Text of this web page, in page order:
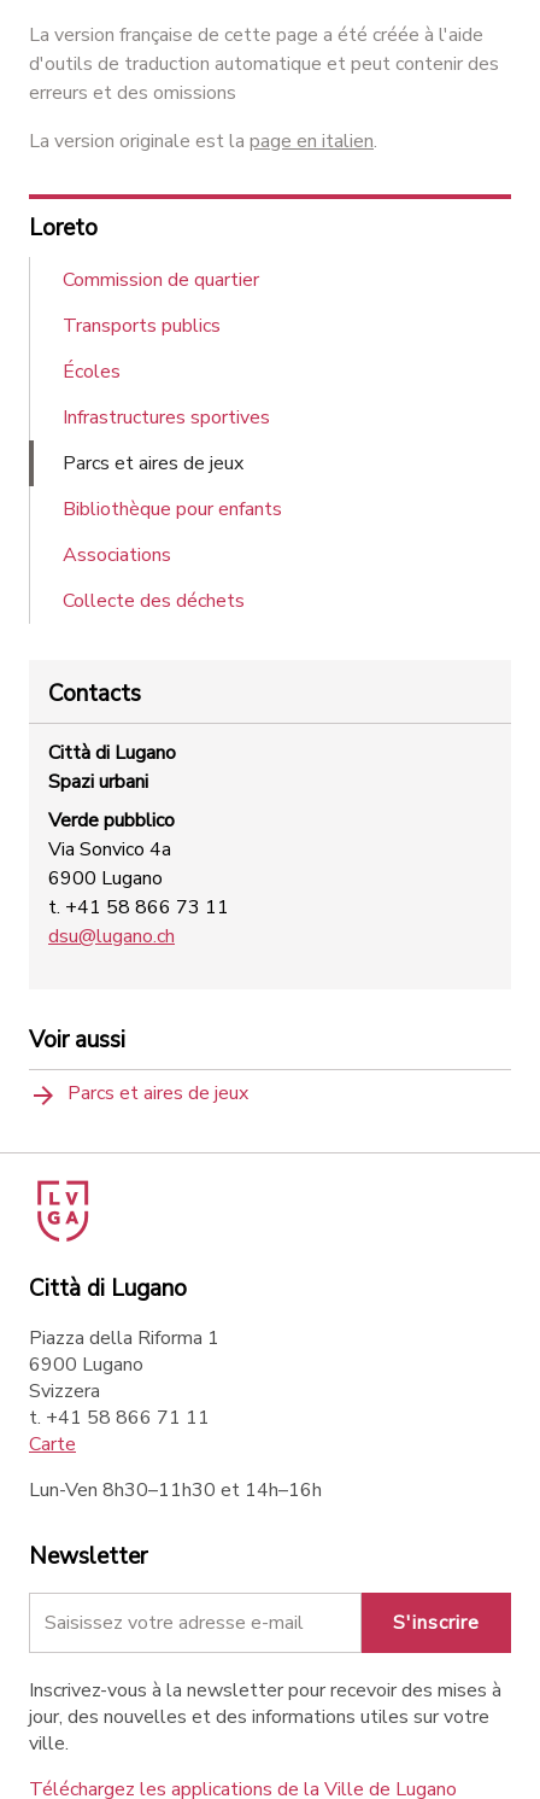
Alessandro Rabaglio
La version française de cette page a été créée à l'aide
d'outils de traduction automatique et peut contenir des
erreurs et des omissions
La version originale est la page en italien.
Loreto
Commission de quartier
Transports publics
Écoles
Infrastructures sportives
Parcs et aires de jeux
Bibliothèque pour enfants
Associations
Collecte des déchets
Contacts
Città di Lugano
Spazi urbani
Verde pubblico
Via Sonvico 4a
6900 Lugano
t. +41 58 866 73 11
dsu@lugano.ch
Voir aussi
Parcs et aires de jeux
Città di Lugano
Piazza della Riforma 1
6900 Lugano
Svizzera
t. +41 58 866 71 11
Carte
Lun-Ven 8h30–11h30 et 14h–16h
Newsletter
S'inscrire
Inscrivez-vous à la newsletter pour recevoir des mises à
jour, des nouvelles et des informations utiles sur votre
ville.
Téléchargez les applications de la Ville de Lugano